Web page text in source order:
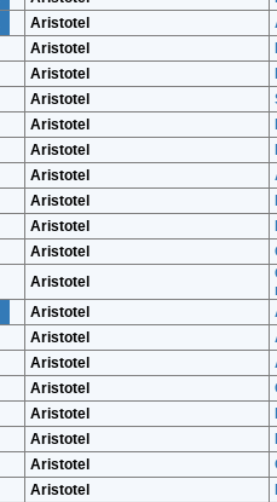
Aristotel
Aristotel
Aristotel
Aristotel
Aristotel
Aristotel
Aristotel
Aristotel
Aristotel
Aristotel
Aristotel
Aristotel
Aristotel
Aristotel
Aristotel
Aristotel
Aristotel
Aristotel
Aristotel